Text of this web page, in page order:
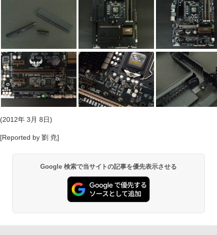
(2012年 3月 8日)
[Reported by 劉 尭]
Google 検索で当サイトの記事を優先表示させる